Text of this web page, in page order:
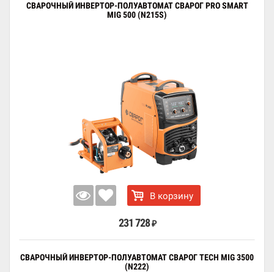
СВАРОЧНЫЙ ИНВЕРТОР-ПОЛУАВТОМАТ СВАРОГ PRO SMART
MIG 500 (N215S)
В корзину
231 728 ₽
СВАРОЧНЫЙ ИНВЕРТОР-ПОЛУАВТОМАТ СВАРОГ TECH MIG 3500
(N222)